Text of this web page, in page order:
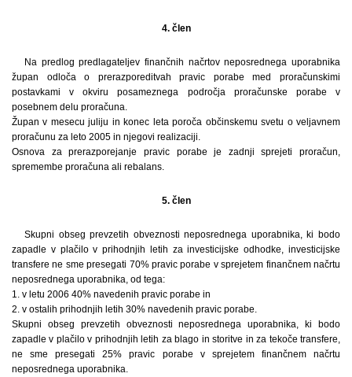
4. člen
Na predlog predlagateljev finančnih načrtov neposrednega uporabnika
župan odloča o prerazporeditvah pravic porabe med proračunskimi
postavkami v okviru posameznega področja proračunske porabe v
posebnem delu proračuna.
Župan v mesecu juliju in konec leta poroča občinskemu svetu o veljavnem
proračunu za leto 2005 in njegovi realizaciji.
Osnova za prerazporejanje pravic porabe je zadnji sprejeti proračun,
spremembe proračuna ali rebalans.
5. člen
Skupni obseg prevzetih obveznosti neposrednega uporabnika, ki bodo
zapadle v plačilo v prihodnjih letih za investicijske odhodke, investicijske
transfere ne sme presegati 70% pravic porabe v sprejetem finančnem načrtu
neposrednega uporabnika, od tega:
1. v letu 2006 40% navedenih pravic porabe in
2. v ostalih prihodnjih letih 30% navedenih pravic porabe.
Skupni obseg prevzetih obveznosti neposrednega uporabnika, ki bodo
zapadle v plačilo v prihodnjih letih za blago in storitve in za tekoče transfere,
ne sme presegati 25% pravic porabe v sprejetem finančnem načrtu
neposrednega uporabnika.